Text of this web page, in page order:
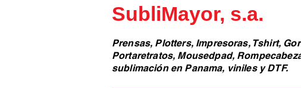
SubliMayor, s.a.
Prensas, Plotters, Impresoras, Tshirt,
Portaretratos, Mousedpad,
sublimación en Panama, viniles y DTF.